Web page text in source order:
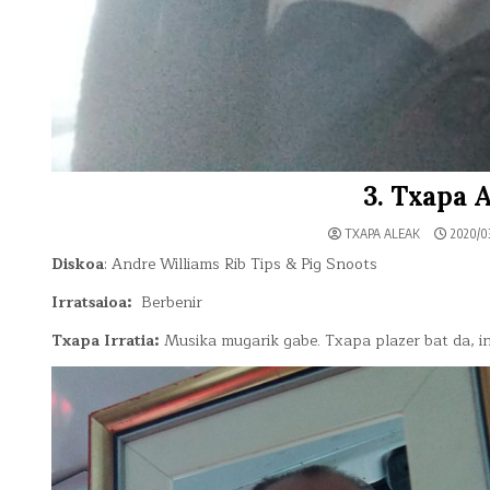
3. Txapa
TXAPA ALEAK 2020/
Diskoa: Andre Williams Rib Tips & Pig Snoots
Irratsaioa: Berbenir
Txapa Irratia: Musika mugarik gabe. Txapa plazer bat da,